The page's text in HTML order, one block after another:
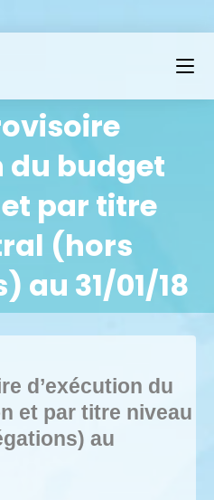
du budget
par titre
(hors
au 31/01/18
d’exécution du
et par titre niveau
au